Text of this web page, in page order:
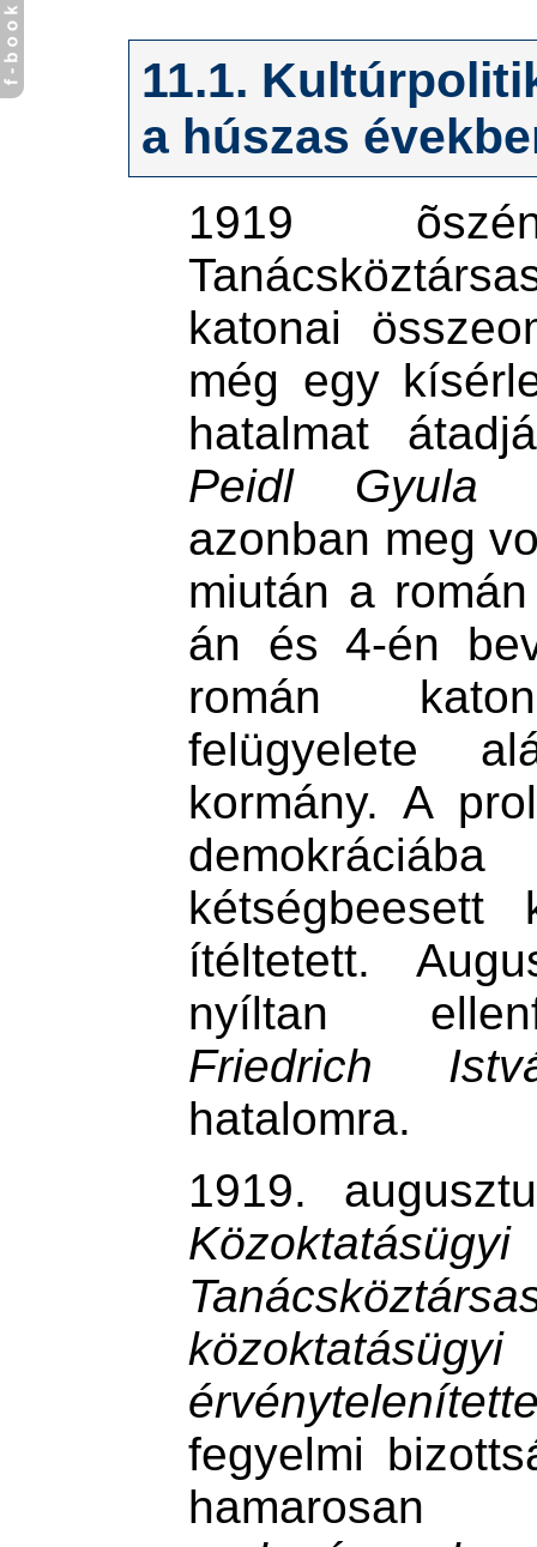
11.1.
a húszas
1919
katonai
még egy
hatalmat
Peidl Gyula
azonban meg
miután a
án és 4-én
román
felügyelete
kormány. A
ítéltetett.
nyíltan
Friedrich
hatalomra.
1919.
fegyelmi